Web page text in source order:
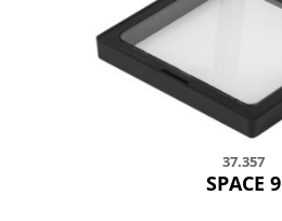
37.357
SPACE 9